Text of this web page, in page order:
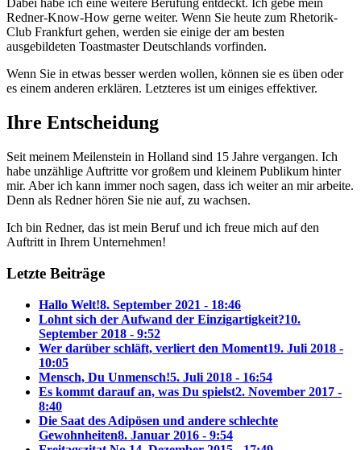
Dabei habe ich eine weitere Berufung entdeckt. Ich gebe mein
Redner-Know-How gerne weiter. Wenn Sie heute zum Rhetorik-
Club Frankfurt gehen, werden sie einige der am besten
ausgebildeten Toastmaster Deutschlands vorfinden.
Wenn Sie in etwas besser werden wollen, können sie es üben oder
es einem anderen erklären. Letzteres ist um einiges effektiver.
Ihre Entscheidung
Seit meinem Meilenstein in Holland sind 15 Jahre vergangen. Ich
habe unzählige Auftritte vor großem und kleinem Publikum hinter
mir. Aber ich kann immer noch sagen, dass ich weiter an mir arbeite.
Denn als Redner hören Sie nie auf, zu wachsen.
Ich bin Redner, das ist mein Beruf und ich freue mich auf den
Auftritt in Ihrem Unternehmen!
Letzte Beiträge
Hallo Welt!8. September 2021 - 18:46
Lohnt sich der Aufwand der Einzigartigkeit?10.
September 2018 - 9:52
Wer darüber schläft, verliert den Moment19. Juli 2018 -
10:05
Mensch, Du Unmensch!5. Juli 2018 - 16:54
Es kommt darauf an, was Du spielst2. November 2017 -
8:40
Die Saat des Adipösen und andere schlechte
Gewohnheiten8. Januar 2016 - 9:54